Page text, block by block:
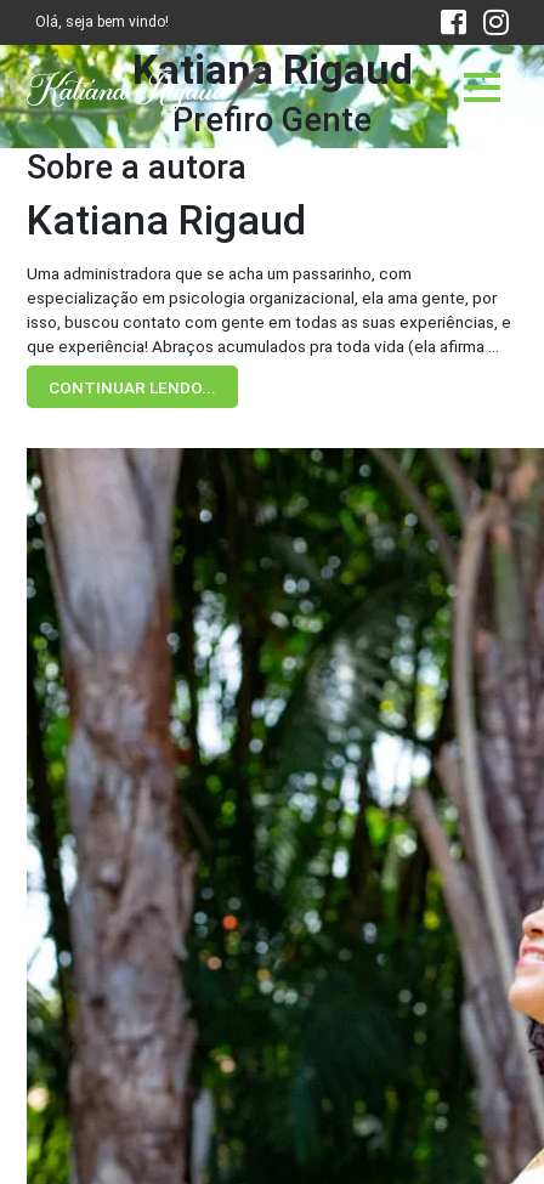
Olá, seja bem vindo!
Katiana Rigaud
Prefiro Gente
Sobre a autora
Katiana Rigaud
Uma administradora que se acha um passarinho, com
especialização em psicologia organizacional, ela ama gente, por
isso, buscou contato com gente em todas as suas experiências, e
que experiência! Abraços acumulados pra toda vida (ela afirma ...
CONTINUAR LENDO...